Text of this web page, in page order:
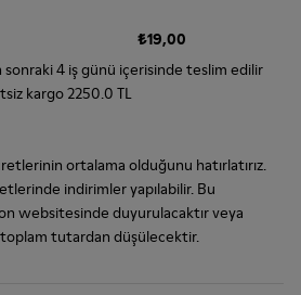
₺19,00
sonraki 4 iş günü içerisinde teslim edilir
kargo 2250.0 TL
ortalama olduğunu hatırlatırız.
indirimler yapılabilir. Bu
websitesinde duyurulacaktır veya
tutardan düşülecektir.